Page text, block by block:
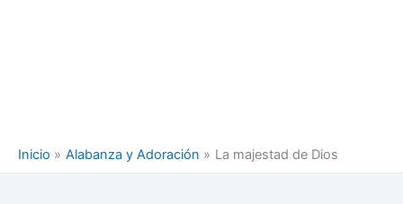
Inicio Alabanza y Adoración La majestad de Dios